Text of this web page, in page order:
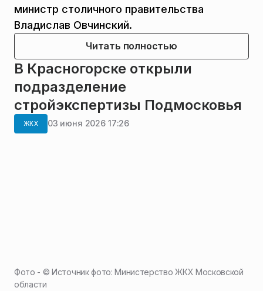
министр столичного правительства
Владислав Овчинский.
Читать полностью
В Красногорске открыли
подразделение
стройэкспертизы Подмосковья
ЖКХ 03 июня 2026 17:26
Фото - ©Источник фото: Министерство ЖКХ Московской
области